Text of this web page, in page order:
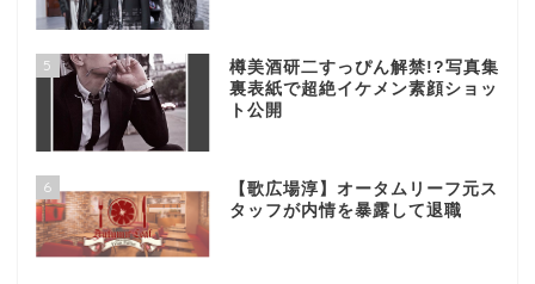
5
樽美酒研二すっぴん解禁!?写真集
裏表紙で超絶イケメン素顔ショッ
ト公開
6
【歌広場淳】オータムリーフ元ス
タッフが内情を暴露して退職